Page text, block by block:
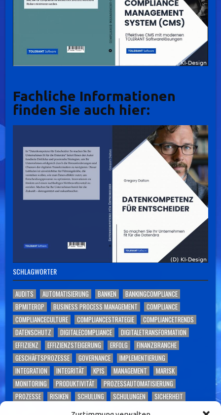
Fachliche Informationen
finden Sie auch hier:
SCHLAGWÖRTER
AUDITS AUTOMATISIERUNG BANKEN
BANKINGCOMPLIANCE
BPMITEROP
BUSINESS PROCESS MANAGEMENT
COMPLIANCE
COMPLIANCECULTURE
COMPLIANCESTRATEGIE
COMPLIANCETRENDS
DATENSCHUTZ
DIGITALECOMPLIANCE
DIGITALETRANSFORMATION
EFFIZIENZ
EFFIZIENZSTEIGERUNG ERFOLG
FINANZBRANCHE
GESCHÄFTSPROZESSE
GOVERNANCE
IMPLEMENTIERUNG
INTEGRATION
INTEGRITÄT KPIS MANAGEMENT
MARISK
MONITORING
PRODUKTIVITÄT
PROZESSAUTOMATISIERUNG
PROZESSE
RISIKEN SCHULUNG SCHULUNGEN
SICHERHEIT